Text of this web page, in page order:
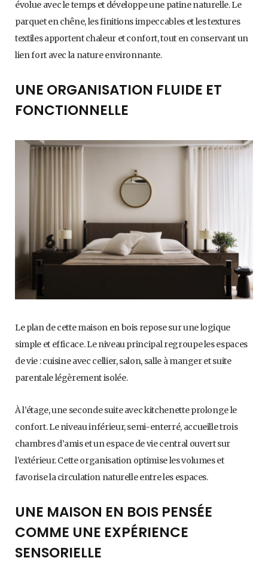
évolue avec le temps et développe une patine naturelle. Le
parquet en chêne, les finitions impeccables et les textures
textiles apportent chaleur et confort, tout en conservant un
lien fort avec la nature environnante.
UNE ORGANISATION FLUIDE ET
FONCTIONNELLE
Le plan de cette maison en bois repose sur une logique
simple et efficace. Le niveau principal regroupe les espaces
de vie : cuisine avec cellier, salon, salle à manger et suite
parentale légèrement isolée.
À l’étage, une seconde suite avec kitchenette prolonge le
confort. Le niveau inférieur, semi-enterré, accueille trois
chambres d’amis et un espace de vie central ouvert sur
l’extérieur. Cette organisation optimise les volumes et
favorise la circulation naturelle entre les espaces.
UNE MAISON EN BOIS PENSÉE
COMME UNE EXPÉRIENCE
SENSORIELLE